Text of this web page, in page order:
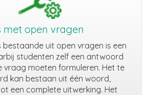
met open vragen
bestaande uit open vragen is een
studenten zelf een antwoord
vraag moeten formuleren. Het te
kan bestaan uit één woord,
een complete uitwerking. Het